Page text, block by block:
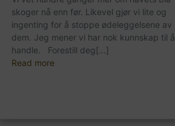
skoger nå enn før. Likevel gjør vi lite og
ingenting for å stoppe ødeleggelsene av
dem. Jeg mener vi har nok kunnskap til å
handle. Forestill deg[...]
Read more